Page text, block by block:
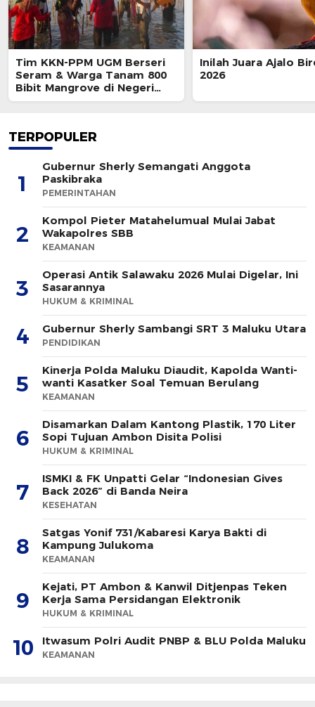
Tim KKN-PPM UGM Berseri
Seram & Warga Tanam 800
Bibit Mangrove di Negeri
Wailulu
Inilah Juara Ajalo
2026
TERPOPULER
1
Gubernur Sherly Semangati Anggota
Paskibraka
PEMERINTAHAN
2
Kompol Pieter Matahelumual Mulai Jabat
Wakapolres SBB
KEAMANAN
3
Operasi Antik Salawaku 2026 Mulai Digelar, Ini
Sasarannya
HUKUM & KRIMINAL
4 Gubernur Sherly Sambangi SRT 3 Maluku Utara
PENDIDIKAN
5
Kinerja Polda Maluku Diaudit, Kapolda Wanti-
wanti Kasatker Soal Temuan Berulang
KEAMANAN
6
Disamarkan Dalam Kantong Plastik, 170 Liter
Sopi Tujuan Ambon Disita Polisi
HUKUM & KRIMINAL
7
ISMKI & FK Unpatti Gelar “Indonesian Gives
Back 2026” di Banda Neira
KESEHATAN
8
Satgas Yonif 731/Kabaresi Karya Bakti di
Kampung Julukoma
KEAMANAN
9
Kejati, PT Ambon & Kanwil Ditjenpas Teken
Kerja Sama Persidangan Elektronik
HUKUM & KRIMINAL
10 Itwasum Polri Audit PNBP & BLU Polda Maluku
KEAMANAN